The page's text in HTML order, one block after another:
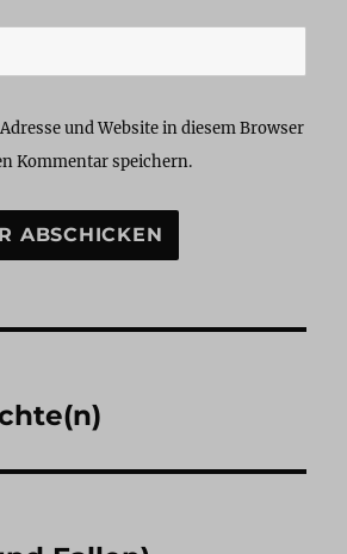
und Website in diesem Browser
Kommentar speichern.